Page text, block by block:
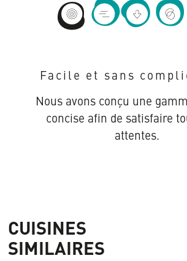
Facile
sans
complications
Livraison
Des
Un
de
Facile et sans
Nous avons conçu une
concise afin de satisfaire
attentes.
CUISINES
SIMILAIRES